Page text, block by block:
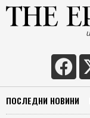
ПОСЛЕДНИ НОВИНИ